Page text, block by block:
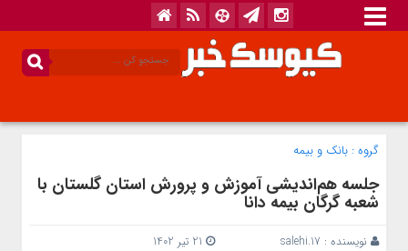
گروه : بانک‌ و بیمه
جلسه هم‌اندیشی آموزش و پرورش استان گلستان با
شعبه گرگان بیمه دانا
نویسنده : salehi.17